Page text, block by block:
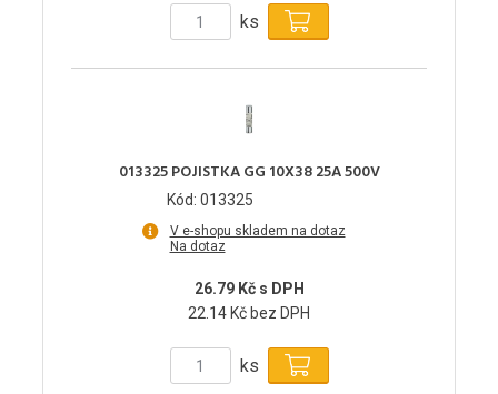
ks
013325 POJISTKA GG 10X38 25A 500V
Kód: 013325
V e-shopu skladem na dotaz
Na dotaz
26.79 Kč s DPH
22.14 Kč bez DPH
ks